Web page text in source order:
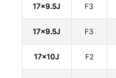
17x9.5J F3
17x9.5J F3
17x10J F2